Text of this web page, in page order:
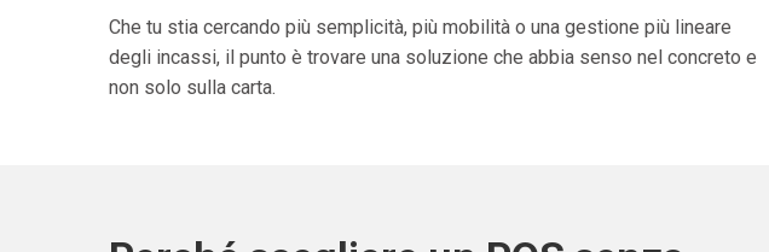
Che tu stia cercando più semplicità, più mobilità o una gestione più lineare
degli incassi, il punto è trovare una soluzione che abbia senso nel concreto e
non solo sulla carta.